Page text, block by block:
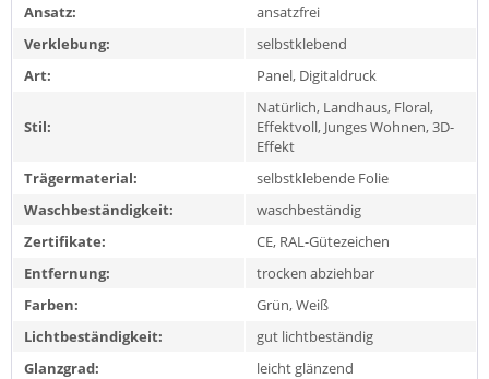
Ansatz:
ansatzfrei
Verklebung:
selbstklebend
Art:
Panel, Digitaldruck
Stil:
Natürlich, Landhaus, Floral,
Effektvoll, Junges Wohnen, 3D-
Effekt
Trägermaterial:
selbstklebende Folie
Waschbeständigkeit:
waschbeständig
Zertifikate:
CE, RAL-Gütezeichen
Entfernung:
trocken abziehbar
Farben:
Grün, Weiß
Lichtbeständigkeit:
gut lichtbeständig
Glanzgrad:
leicht glänzend